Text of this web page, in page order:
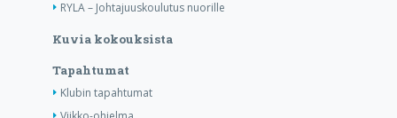
RYLA – Johtajuuskoulutus nuorille
Kuvia kokouksista
Tapahtumat
Klubin tapahtumat